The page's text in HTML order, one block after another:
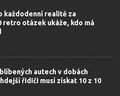
každodenní realitě za
retro otázek ukáže, kdo má
autech v dobách
řidiči musí získat 10 z 10